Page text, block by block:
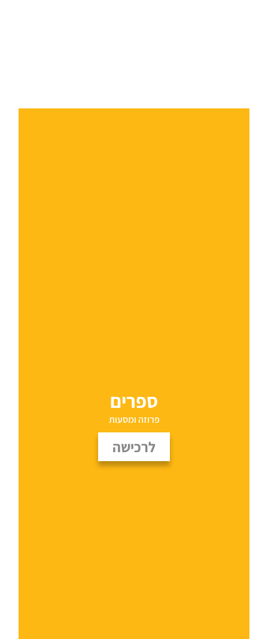
ספרים
פרוזה ומסעות
לרכישה